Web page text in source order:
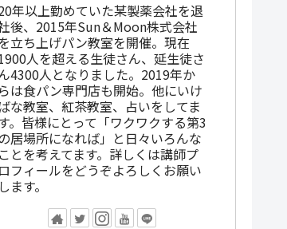
年以上勤めていた某製薬会社を退
後、2015年Sun＆Moon株式会社
立ち上げパン教室を開催。現在
人を超える生徒さん、延生徒さ
4300人となりました。2019年か
らは食パン専門店も開始。他にいけ
な教室、紅茶教室、占いをしてま
。皆様にとって「ワクワクする第3
居場所になれば」と日々いろんな
ことを考えてます。詳しくは講師プ
ロフィールをどうぞよろしくお願い
します。